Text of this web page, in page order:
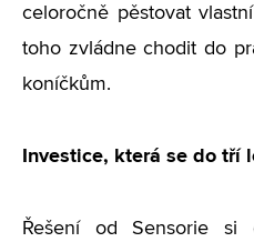
celoročně pěstovat
toho zvládne chodit do
koníčkům.
Investice, která se do tří
Řešení od Sensorie si